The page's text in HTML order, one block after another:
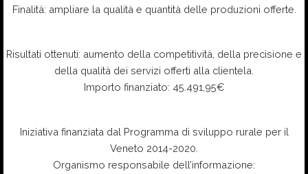
Finalità: ampliare la qualità e quantità delle produzioni offerte.
Risultati ottenuti: aumento della competitività, della precisione e
della qualità dei servizi offerti alla clientela.
Importo finanziato: 45.491,95€
Iniziativa finanziata dal Programma di sviluppo rurale per il
Veneto 2014-2020.
Organismo responsabile dell’informazione: